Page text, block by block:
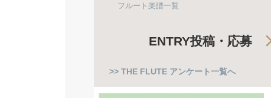
フルート楽譜一覧
ENTRY投稿・応募
>> THE FLUTE アンケート一覧へ